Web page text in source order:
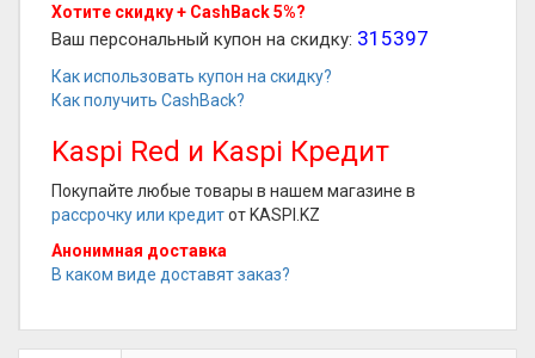
Хотите скидку + CashBack 5%?
Ваш персональный купон на скидку: 315397
Как использовать купон на скидку?
Как получить CashBack?
Kaspi Red и Kaspi Кредит
Покупайте любые товары в нашем магазине в
рассрочку или кредитот KASPI.KZ
Анонимная доставка
В каком виде доставят заказ?